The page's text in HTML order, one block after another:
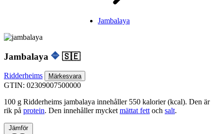
Jambalaya
Jambalaya 🇸🇪
Ridderheims Märkesvara
GTIN: 02309007500000
100 g Ridderheims jambalaya innehåller 550 kalorier (kcal). Den är
rik på protein. Den innehåller mycketmättat fettoch salt.
Jämför